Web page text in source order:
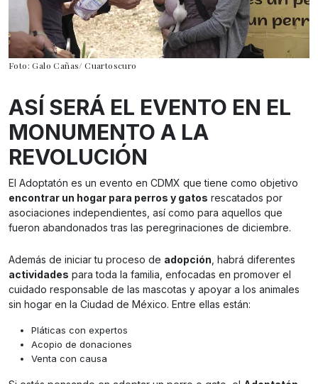
Foto: Galo Cañas/ Cuartoscuro
ASÍ SERÁ EL EVENTO EN EL
MONUMENTO A LA
REVOLUCIÓN
El Adoptatón es un evento en CDMX que tiene como objetivo
encontrar un hogar para perros y gatos rescatados por
asociaciones independientes, así como para aquellos que
fueron abandonados tras las peregrinaciones de diciembre.
Además de iniciar tu proceso de adopción , habrá diferentes
actividades para toda la familia, enfocadas en promover el
cuidado responsable de las mascotas y apoyar a los animales
sin hogar en la Ciudad de México. Entre ellas están:
Pláticas con expertos
Acopio de donaciones
Venta con causa